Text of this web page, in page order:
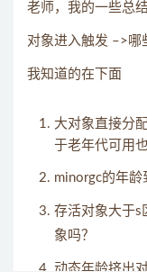
老师，我的一些总
对象进入触发 –>哪
我知道的在下面
大对象直接分
于老年代可用
minorgc的年龄
存活对象大于s
象吗？
动态年龄挤出